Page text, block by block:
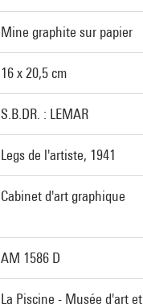
Mine graphite sur papier
16 x 20,5 cm
S.B.DR. : LEMAR
Legs de l'artiste, 1941
Cabinet d'art graphique
AM 1586 D
La Piscine - Musée d'art et